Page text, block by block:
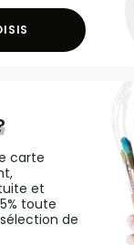
carte
et
toute
de